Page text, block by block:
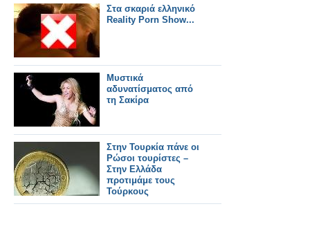
Στα σκαριά ελληνικό
Reality Porn Show...
Μυστικά
αδυνατίσματος από
τη Σακίρα
Στην Τουρκία πάνε οι
Ρώσοι τουρίστες –
Στην Ελλάδα
προτιμάμε τους
Τούρκους